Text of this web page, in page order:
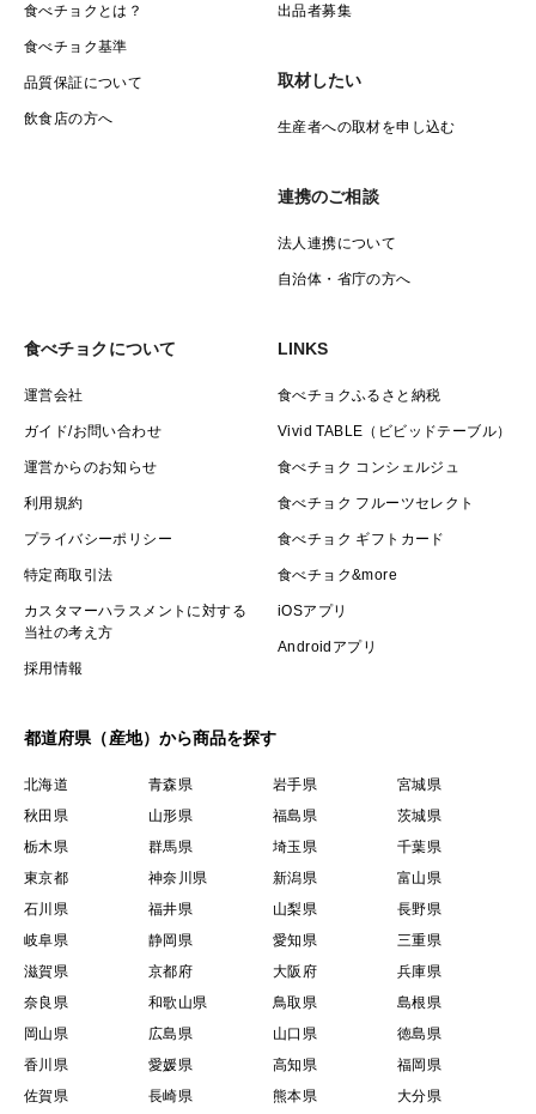
食べチョクとは？
食べチョク基準
品質保証について
飲食店の方へ
出品者募集
取材したい
生産者への取材を申し込む
連携のご相談
法人連携について
自治体・省庁の方へ
食べチョクについて
運営会社
ガイド/お問い合わせ
運営からのお知らせ
利用規約
プライバシーポリシー
特定商取引法
カスタマーハラスメントに対する
当社の考え方
採用情報
LINKS
食べチョクふるさと納税
Vivid TABLE（ビビッドテーブル）
食べチョク コンシェルジュ
食べチョク フルーツセレクト
食べチョク ギフトカード
食べチョク&more
iOSアプリ
Androidアプリ
都道府県（産地）から商品を探す
北海道 青森県 岩手県
宮城県
秋田県
山形県 福島県
茨城県
栃木県
群馬県 埼玉県
千葉県
東京都
神奈川県 新潟県
富山県
石川県
福井県 山梨県
長野県
岐阜県
静岡県 愛知県
三重県
滋賀県
京都府 大阪府
兵庫県
奈良県
和歌山県 鳥取県
島根県
岡山県
広島県 山口県
徳島県
香川県
愛媛県 高知県
福岡県
佐賀県
長崎県 熊本県 大分県